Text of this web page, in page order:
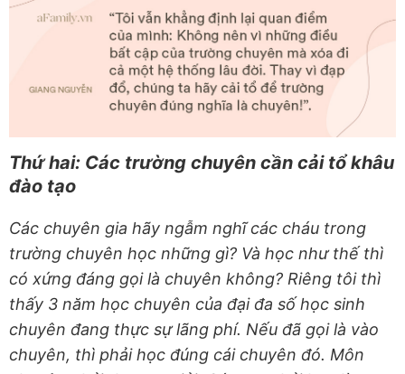
Thứ hai: Các trường chuyên cần cải tổ khâu
đào tạo
Các chuyên gia hãy ngẫm nghĩ các cháu trong
trường chuyên học những gì? Và học như thế thì
có xứng đáng gọi là chuyên không? Riêng tôi thì
thấy 3 năm học chuyên của đại đa số học sinh
chuyên đang thực sự lãng phí. Nếu đã gọi là vào
chuyên, thì phải học đúng cái chuyên đó. Môn